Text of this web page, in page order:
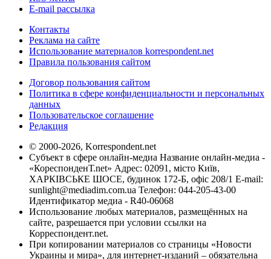
E-mail рассылка
Контакты
Реклама на сайте
Использование материалов korrespondent.net
Правила пользования сайтом
Договор пользования сайтом
Политика в сфере конфиденциальности и персональных
данных
Пользовательское соглашение
Редакция
© 2000-2026, Korrespondent.net
Субъект в сфере онлайн-медиа Название онлайн-медиа -
«КореспонденТ.net» Адрес: 02091, місто Київ,
ХАРКІВСЬКЕ ШОСЕ, будинок 172-Б, офіс 208/1 E-mail:
sunlight@mediadim.com.ua Телефон: 044-205-43-00
Идентификатор медиа - R40-06068
Использование любых материалов, размещённых на
сайте, разрешается при условии ссылки на
Корреспондент.net.
При копировании материалов со страницы «Новости
Украины и мира», для интернет-изданий – обязательна